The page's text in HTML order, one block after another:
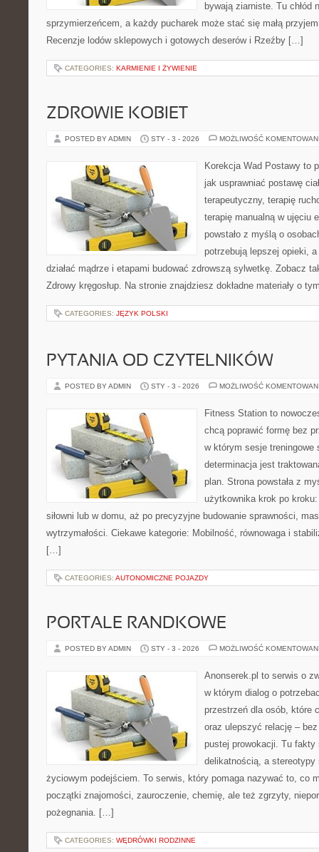
bywają ziarniste. Tu
sprzymierzeńcem, a każdy pucharek może stać się małą
Recenzje lodów sklepowych i gotowych deserów i Rzeźby […]
CATEGORIES: KARMIENIE I ŻYWIENIE
ZDROWIE KOBIET
POSTED BY ADMIN STY - 3 - 2026 MOŻLIWOŚĆ
Korekcja Wad Postawy to
jak usprawniać postawę
terapeutyczny, terapię
terapię manualną w ujęciu
powstało z myślą o
potrzebują lepszej opieki,
działać mądrze i etapami budować zdrowszą sylwetkę. Zobacz
Zdrowy kręgosłup. Na stronie znajdziesz dokładne materiały o
CATEGORIES: JĘZYK POLSKI
PYTANIA OD CZYTELNIKÓW
POSTED BY ADMIN STY - 3 - 2026 MOŻLIWOŚĆ
Fitness Station to
chcą poprawić formę bez
w którym sesje
determinacja jest
plan. Strona powstała z
użytkownika krok po
siłowni lub w domu, aż po precyzyjne budowanie sprawności,
wytrzymałości. Ciekawe kategorie: Mobilność, równowaga i
[…]
CATEGORIES: AUTONOMICZNE POJAZDY
PORTALE RANDKOWE
POSTED BY ADMIN STY - 3 - 2026 MOŻLIWOŚĆ
Anonserek.pl to serwis o
w którym dialog o
przestrzeń dla osób, które
oraz ulepszyć relację –
pustej prowokacji. Tu
delikatnością, a
życiowym podejściem. To serwis, który pomaga nazywać to, co
początki znajomości, zauroczenie, chemię, ale też zgrzyty,
pożegnania. […]
CATEGORIES: WĘDRÓWKI RODZINNE